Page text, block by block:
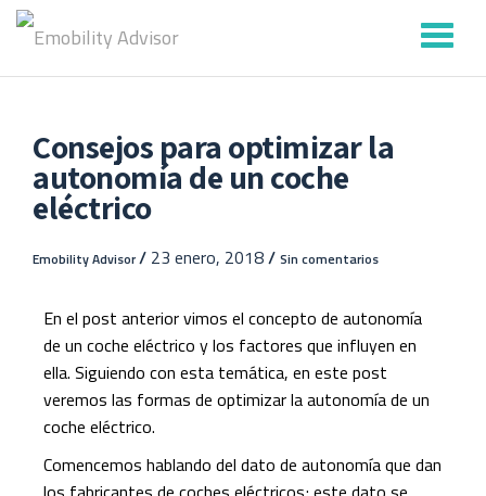
contenido
Consejos para optimizar la
autonomía de un coche
eléctrico
Emobility Advisor/ 23 enero, 2018/ Sin comentarios
En el post anterior vimos el concepto de autonomía
de un coche eléctrico y los factores que influyen en
ella. Siguiendo con esta temática, en este post
veremos las formas de optimizar laautonomía de un
coche eléctrico.
Comencemos hablando del dato de autonomía que dan